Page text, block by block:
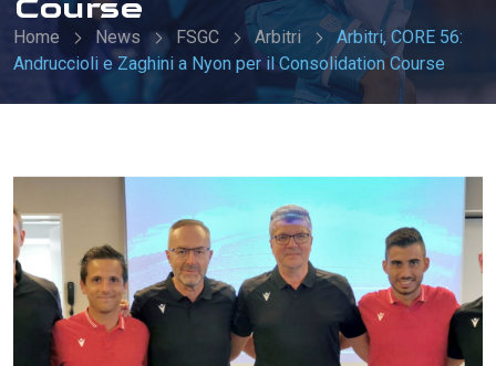
Home News FSGC Arbitri
Arbitri, CORE 56:
Andruccioli e Zaghini a Nyon per il Consolidation Course